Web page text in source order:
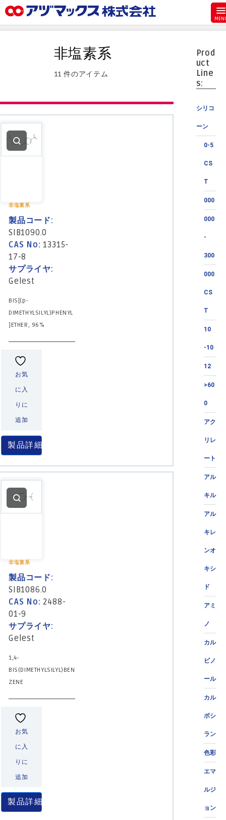
代理店一覧
支払い
Prod
uct
Line
s:
シリコ
ーン
0-5
CS
T
000
000
-
300
000
CS
T
10
-10
12
>60
0
アク
リレ
ート
アル
キル
アル
キレ
ンオ
キシ
ド
アミ
ノ
カル
ビノ
ール
カル
ボシ
ラン
色彩
エマ
ルジ
ョン
非塩素系
11 件のアイテム
非塩素系
製品コード:
SIB1090.0
CAS No:13315-
17-8
サプライヤ:
Gelest
BIS[(p-
DIMETHYLSILYL)PHENYL
]ETHER, 96%
お気
に入
りに
追加
製品詳細
非塩素系
製品コード:
SIB1086.0
CAS No: 2488-
01-9
サプライヤ:
Gelest
1,4-
BIS(DIMETHYLSILYL)BEN
ZENE
お気
に入
りに
追加
製品詳細